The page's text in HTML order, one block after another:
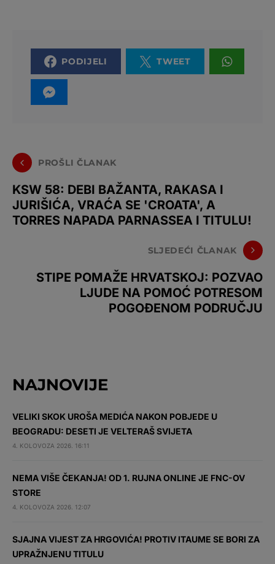
PODIJELI TWEET
PROŠLI ČLANAK
KSW 58: DEBI BAŽANTA, RAKASA I
JURIŠIĆA, VRAĆA SE 'CROATA', A
TORRES NAPADA PARNASSEA I TITULU!
SLJEDEĆI ČLANAK
STIPE POMAŽE HRVATSKOJ: POZVAO
LJUDE NA POMOĆ POTRESOM
POGOĐENOM PODRUČJU
NAJNOVIJE
VELIKI SKOK UROŠA MEDIĆA NAKON POBJEDE U
BEOGRADU: DESETI JE VELTERAŠ SVIJETA
4. KOLOVOZA 2026. 16:11
NEMA VIŠE ČEKANJA! OD 1. RUJNA ONLINE JE FNC-OV
STORE
4. KOLOVOZA 2026. 12:07
SJAJNA VIJEST ZA HRGOVIĆA! PROTIV ITAUME SE BORI ZA
UPRAŽNJENU TITULU